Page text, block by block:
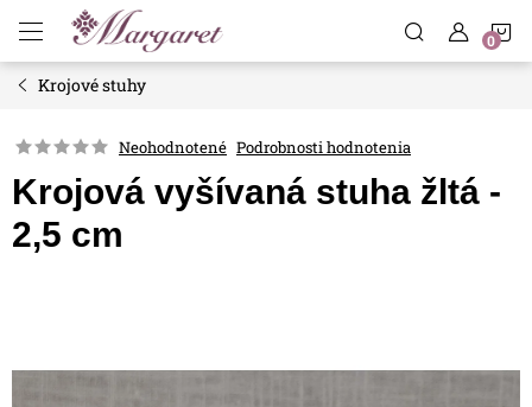
obsah
Krojové stuhy
Neohodnotené Podrobnosti hodnotenia
Krojová vyšívaná stuha žltá -
2,5 cm